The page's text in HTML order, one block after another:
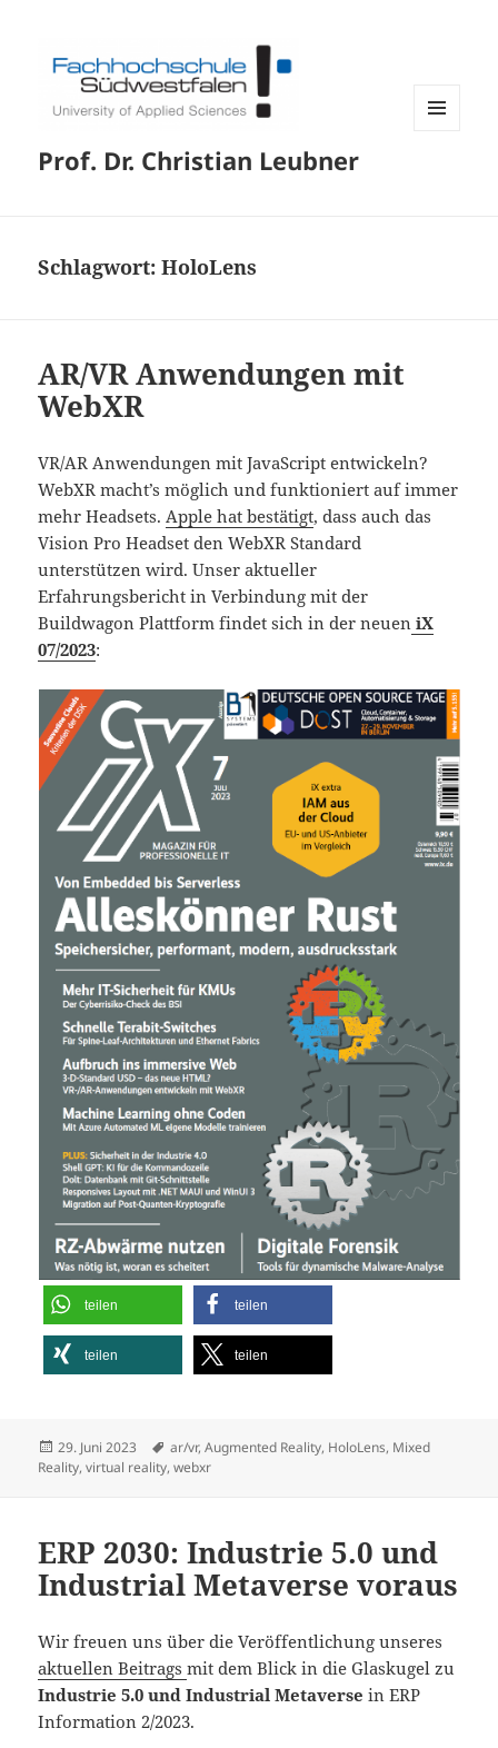
Prof. Dr. Christian Leubner
Schlagwort:HoloLens
AR/VR Anwendungen mit
WebXR
VR/AR Anwendungen mit JavaScript entwickeln?
WebXR macht’s möglich und funktioniert auf immer
mehr Headsets.Apple hat bestätigt, dass auch das
Vision Pro Headset den WebXR Standard
unterstützen wird. Unser aktueller
Erfahrungsbericht in Verbindung mit der
Buildwagon Plattform findet sich in der neuen iX
07/2023:
teilen teilen
teilen teilen
Veröffentlicht
am
29. Juni 2023 Schlagwörter
ar/vr,Augmented Reality, HoloLens, Mixed
Reality,virtual reality,webxr
ERP 2030: Industrie 5.0 und
Industrial Metaverse voraus
Wir freuen uns über die Veröffentlichung unseres
aktuellen Beitragsmit dem Blick in die Glaskugel zu
Industrie 5.0 und Industrial Metaverse in ERP
Information 2/2023.